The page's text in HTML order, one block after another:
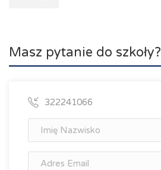
Masz pytanie do szkoły?
322241066